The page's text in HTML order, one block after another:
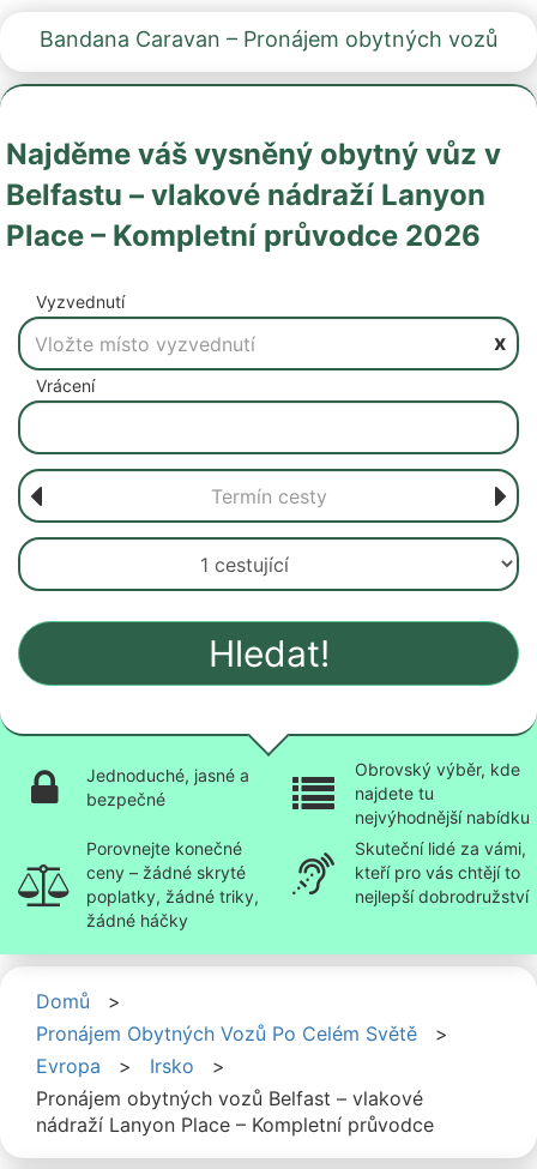
Bandana Caravan – Pronájem obytných vozů
Najděme váš vysněný obytný vůz v
Belfastu – vlakové nádraží Lanyon
Place – Kompletní průvodce 2026
Vyzvednutí
x
Vrácení
Hledat!
Jednoduché, jasné a
bezpečné
Obrovský výběr, kde
najdete tu
nejvýhodnější nabídku
Porovnejte konečné
ceny – žádné skryté
poplatky, žádné triky,
žádné háčky
Skuteční lidé za vámi,
kteří pro vás chtějí to
nejlepší dobrodružství
Domů
>
Pronájem Obytných Vozů Po Celém Světě
>
Evropa
> Irsko
>
Pronájem obytných vozů Belfast – vlakové
nádraží Lanyon Place – Kompletní průvodce